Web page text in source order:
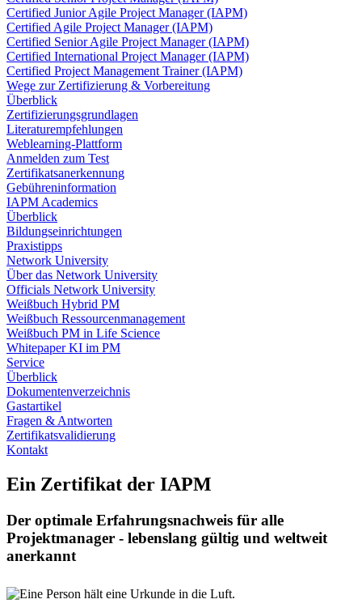
Certified Junior Agile Project Manager (IAPM)
Certified Agile Project Manager (IAPM)
Certified Senior Agile Project Manager (IAPM)
Certified International Project Manager (IAPM)
Certified Project Management Trainer (IAPM)
Wege zur Zertifizierung & Vorbereitung
Überblick
Zertifizierungsgrundlagen
Literaturempfehlungen
Weblearning-Plattform
Anmelden zum Test
Zertifikatsanerkennung
Gebühreninformation
IAPM Academics
Überblick
Bildungseinrichtungen
Praxistipps
Network University
Über das Network University
Officials Network University
Weißbuch Hybrid PM
Weißbuch Ressourcenmanagement
Weißbuch PM in Life Science
Whitepaper KI im PM
Service
Überblick
Dokumentenverzeichnis
Gastartikel
Fragen & Antworten
Zertifikatsvalidierung
Kontakt
Ein Zertifikat der IAPM
Der optimale Erfahrungsnachweis für alle
Projektmanager - lebenslang gültig und weltweit
anerkannt